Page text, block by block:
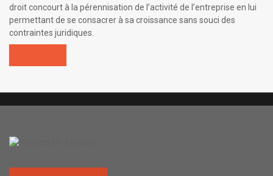
droit concourt à la pérennisation de l’activité de l’entreprise en lui
permettant de se consacrer à sa croissance sans souci des
contraintes juridiques.